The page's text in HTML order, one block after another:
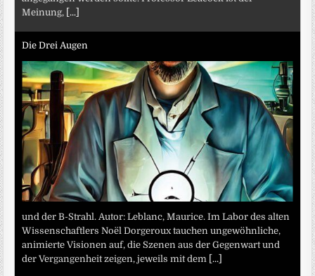
Meinung, [...]
Die Drei Augen
und der B-Strahl. Autor: Leblanc, Maurice. Im Labor des alten
Wissenschaftlers Noël Dorgeroux tauchen ungewöhnliche,
animierte Visionen auf, die Szenen aus der Gegenwart und
der Vergangenheit zeigen, jeweils mit dem [...]